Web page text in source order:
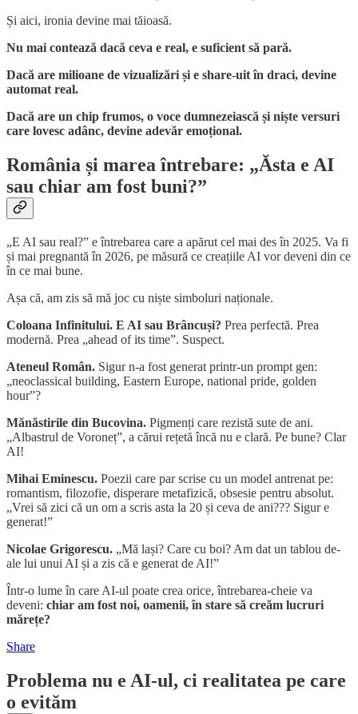
Și aici, ironia devine mai tăioasă.
Nu mai contează dacă ceva e real, e suficient să pară.
Dacă are milioane de vizualizări și e share-uit în draci, devine
automat real.
Dacă are un chip frumos, o voce dumnezeiască și niște versuri
care lovesc adânc, devine adevăr emoțional.
România și marea întrebare: „Ăsta e AI
sau chiar am fost buni?”
„E AI sau real?” e întrebarea care a apărut cel mai des în 2025. Va fi
și mai pregnantă în 2026, pe măsură ce creațiile AI vor deveni din ce
în ce mai bune.
Așa că, am zis să mă joc cu niște simboluri naționale.
Coloana Infinitului. E AI sau Brâncuși? Prea perfectă. Prea
modernă. Prea „ahead of its time”. Suspect.
Ateneul Român. Sigur n-a fost generat printr-un prompt gen:
„neoclassical building, Eastern Europe, national pride, golden
hour”?
Mănăstirile din Bucovina. Pigmenți care rezistă sute de ani.
„Albastrul de Voroneț”, a cărui rețetă încă nu e clară. Pe bune? Clar
AI!
Mihai Eminescu. Poezii care par scrise cu un model antrenat pe:
romantism, filozofie, disperare metafizică, obsesie pentru absolut.
„Vrei să zici că un om a scris asta la 20 și ceva de ani??? Sigur e
generat!”
Nicolae Grigorescu. „Mă lași? Care cu boi? Am dat un tablou de-
ale lui unui AI și a zis că e generat de AI!”
Într-o lume în care AI-ul poate crea orice, întrebarea-cheie va
deveni: chiar am fost noi, oamenii, în stare să creăm lucruri
mărețe?
Share
Problema nu e AI-ul, ci realitatea pe care
o evităm